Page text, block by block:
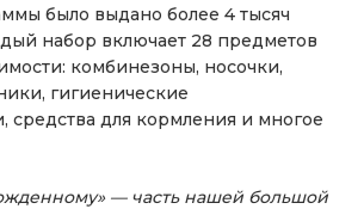
было выдано более 4 тысяч
набор включает 28 предметов
комбинезоны, носочки,
гигиенические
средства для кормления и многое
— часть нашей большой